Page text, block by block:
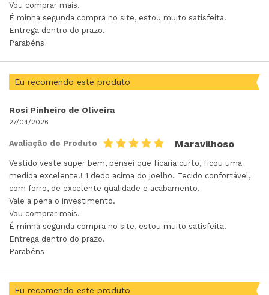
Vou comprar mais.
É minha segunda compra no site, estou muito satisfeita.
Entrega dentro do prazo.
Parabéns
Eu recomendo este produto
Rosi Pinheiro de Oliveira
27/04/2026
Avaliação do Produto Maravilhoso
Vestido veste super bem, pensei que ficaria curto, ficou uma
medida excelente!! 1 dedo acima do joelho. Tecido confortável,
com forro, de excelente qualidade e acabamento.
Vale a pena o investimento.
Vou comprar mais.
É minha segunda compra no site, estou muito satisfeita.
Entrega dentro do prazo.
Parabéns
Eu recomendo este produto